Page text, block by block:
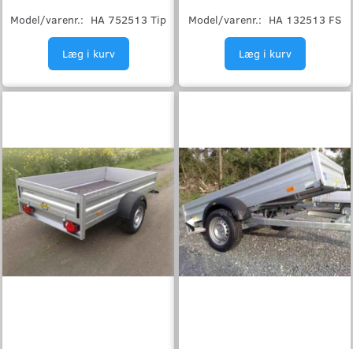
Model/varenr.: HA 752513 Tip
Læg i kurv
Model/varenr.: HA 132513 FS
Læg i kurv